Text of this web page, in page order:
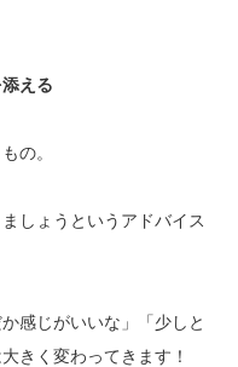
える
の。
しょうというアドバイス
感じがいいな」「少しと
きく変わってきます！